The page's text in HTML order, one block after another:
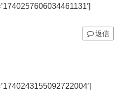
返信